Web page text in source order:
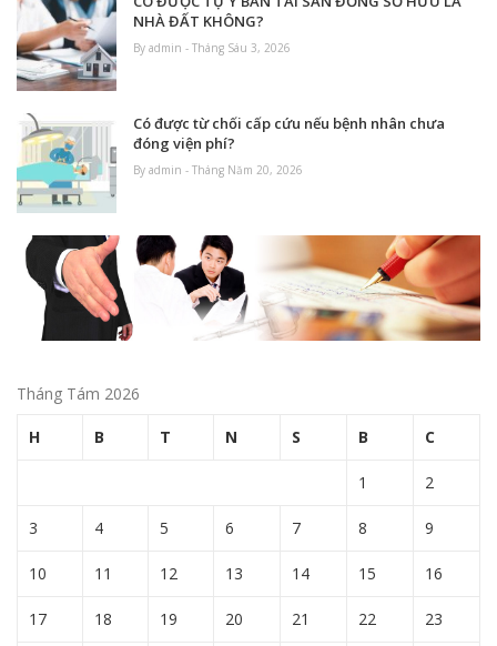
NHÀ ĐẤT KHÔNG?
By admin - Tháng Sáu 3, 2026
Có được từ chối cấp cứu nếu bệnh nhân chưa
đóng viện phí?
By admin - Tháng Năm 20, 2026
Tháng Tám 2026
H B T N S B C
1 2
3 4 5 6 7 8 9
10 11 12 13 14 15 16
17 18 19 20 21 22 23